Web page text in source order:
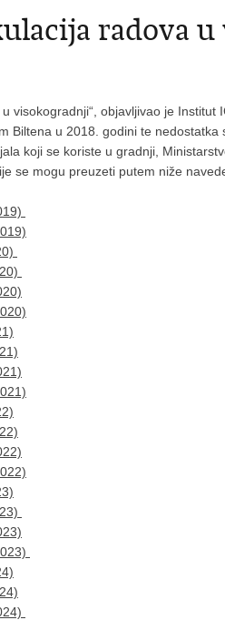
radova
visokogradnji“, objavljivao je
Biltena u 2018. godini te
koji se koriste u gradnji,
se mogu preuzeti putem niže